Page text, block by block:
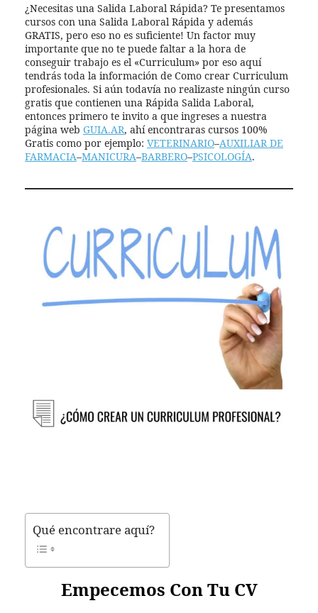
¿Necesitas una Salida Laboral Rápida? Te presentamos
cursos con una Salida Laboral Rápida y además
GRATIS, pero eso no es suficiente! Un factor muy
importante que no te puede faltar a la hora de
conseguir trabajo es el «Curriculum» por eso aquí
tendrás toda la información de Como crear Curriculum
profesionales. Si aún todavía no realizaste ningún curso
gratis que contienen una Rápida Salida Laboral,
entonces primero te invito a que ingreses a nuestra
página web GUIA.AR, ahí encontraras cursos 100%
Gratis como por ejemplo: VETERINARIO–AUXILIAR DE
FARMACIA–MANICURA–BARBERO–PSICOLOGÍA.
Qué encontrare aquí?
Empecemos Con Tu CV